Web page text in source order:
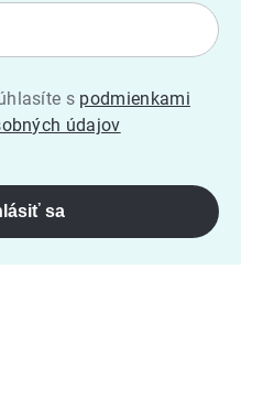
s podmienkami
údajov
sa